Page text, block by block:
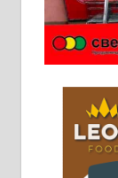
Горког
8 до 15